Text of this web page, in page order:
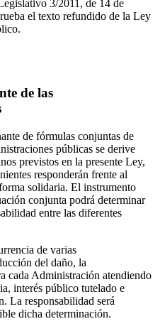
3/2011, de 14 de
el texto refundido de la Ley
de las
de fórmulas conjuntas de
públicas se derive
previstos en la presente Ley,
responderán frente al
solidaria. El instrumento
conjunta podrá determinar
entre las diferentes
de varias
del daño, la
cada Administración atendiendo
interés público tutelado e
La responsabilidad será
dicha determinación.